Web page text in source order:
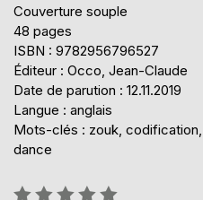
Couverture souple
48 pages
ISBN : 9782956796527
Éditeur : Occo, Jean-Claude
Date de parution : 12.11.2019
Langue : anglais
Mots-clés : zouk,
dance
Évaluation: